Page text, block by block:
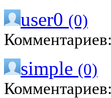
user0 (0)
simple (0)